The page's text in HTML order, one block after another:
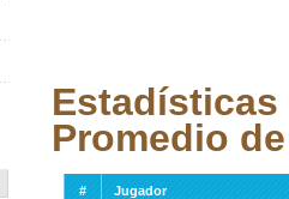
Promedio
#
Jugador